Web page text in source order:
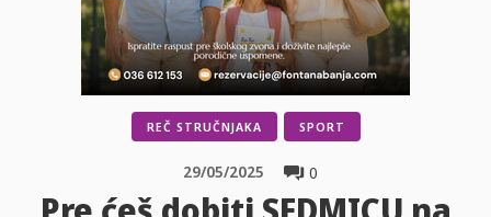
REČ STRUČNJAKA SPORT
0
29/05/2025